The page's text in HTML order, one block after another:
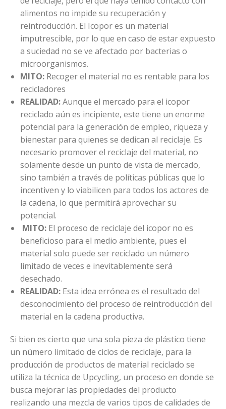
alimentos no impide su recuperación y
reintroducción. El Icopor es un material
imputrescible, por lo que en caso de estar expuesto
a suciedad no se ve afectado por bacterias o
microorganismos.
MITO: Recoger el material no es rentable para los
recicladores
REALIDAD:Aunque el mercado para el icopor
reciclado aún es incipiente, este tiene un enorme
potencial para la generación de empleo, riqueza y
bienestar para quienes se dedican al reciclaje. Es
necesario promover el reciclaje del material, no
solamente desde un punto de vista de mercado,
sino también a través de políticas públicas que lo
incentiven y lo viabilicen para todos los actores de
la cadena, lo que permitirá aprovechar su
potencial.
MITO: El proceso de reciclaje del icopor no es
beneficioso para el medio ambiente, pues el
material solo puede ser reciclado un número
limitado de veces e inevitablemente será
desechado.
REALIDAD: Esta idea errónea es el resultado del
desconocimiento del proceso de reintroducción del
material en la cadena productiva.
Si bien es cierto que una sola pieza de plástico tiene
un número limitado de ciclos de reciclaje, para la
producción de productos de material reciclado se
utiliza la técnica de Upcycling, un proceso en donde se
busca mejorar las propiedades del producto
realizando una mezcla de varios tipos de calidades de